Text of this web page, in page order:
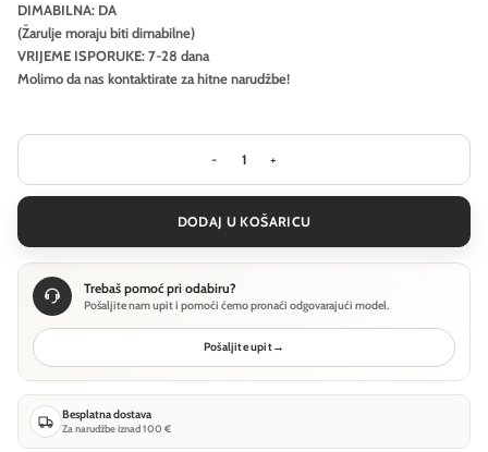
DIMABILNA: DA
(Žarulje moraju biti dimabilne)
VRIJEME ISPORUKE: 7-28 dana
Molimo da nas kontaktirate za hitne narudžbe!
Visilica Ideal Lux FOLK SP1 D40 -
DODAJ U KOŠARICU
Trebaš pomoć pri odabiru?
Pošaljite nam upit i pomoći ćemo pronaći odgovarajući model.
Pošaljite upit→
Besplatna dostava
Za narudžbe iznad 100 €